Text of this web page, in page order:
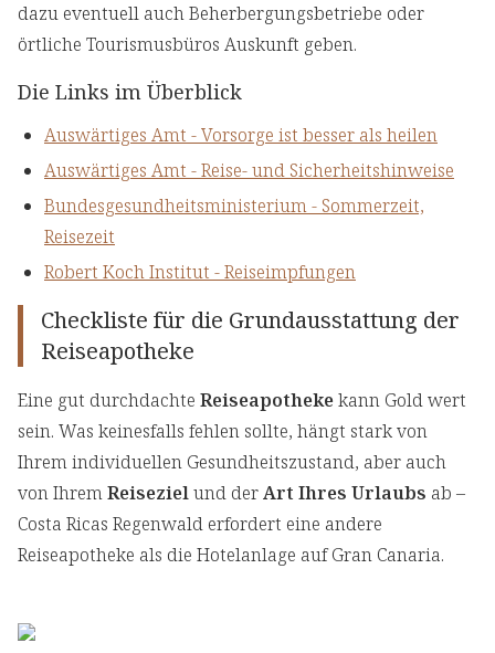
dazu eventuell auch Beherbergungsbetriebe oder
örtliche Tourismusbüros Auskunft geben.
Die Links im Überblick
Auswärtiges Amt - Vorsorge ist besser als heilen
Auswärtiges Amt - Reise- und Sicherheitshinweise
Bundesgesundheitsministerium - Sommerzeit,
Reisezeit
Robert Koch Institut - Reiseimpfungen
Checkliste für die Grundausstattung der
Reiseapotheke
Eine gut durchdachte Reiseapothekekann Gold wert
sein. Was keinesfalls fehlen sollte, hängt stark von
Ihrem individuellen Gesundheitszustand, aber auch
von IhremReisezielund derArt Ihres Urlaubs ab –
Costa Ricas Regenwald erfordert eine andere
Reiseapotheke als die Hotelanlage auf Gran Canaria.